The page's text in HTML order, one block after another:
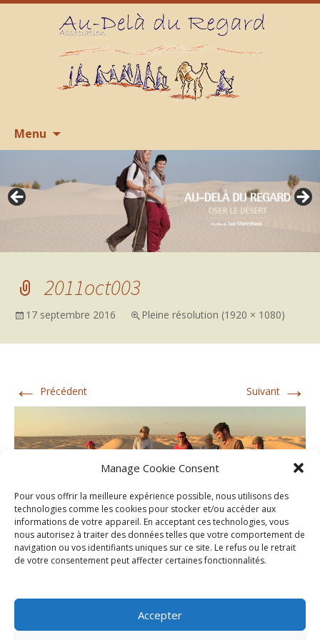
Manage Cookie Consent
Pour vous offrir la meilleure expérience possible, nous utilisons des
technologies comme les cookies pour stocker et/ou accéder aux
informations de votre appareil. En acceptant ces technologies, vous
nous autorisez à traiter des données telles que votre comportement de
navigation ou vos identifiants uniques sur ce site. Le refus ou le retrait
de votre consentement peut affecter certaines fonctionnalités.
Accepter
Menu
contenu
2011oct003
17 septembre 2016 Pleine résolution (1920 × 1080)
← Précédent Suivant →